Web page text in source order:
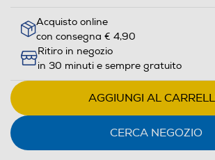
Acquisto online
con consegna € 4,90
Ritiro in negozio
in 30 minuti e sempre gratuito
AGGIUNGI AL
CERCA NEGOZIO